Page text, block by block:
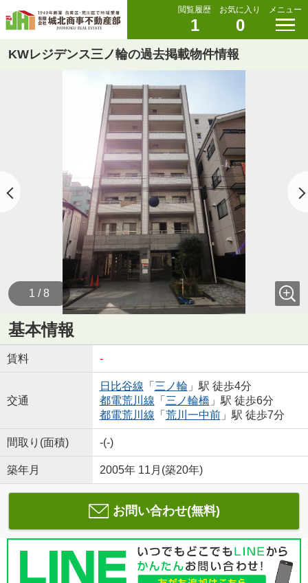
閲覧履歴
1
お気に入り
0
メニュー
KWレジデンス三ノ輪の過去掲載物件情報
1 / 8
基本情報
賃料 -
交通
日比谷線 「 三ノ輪」駅 徒歩4分
都電荒川線 「 三ノ輪橋 」駅 徒歩6分
都電荒川線 「 荒川一中前」駅 徒歩7分
間取り(面積) -(-)
築年月 2005年 11月(築20年)
お問い合わせ(無料)